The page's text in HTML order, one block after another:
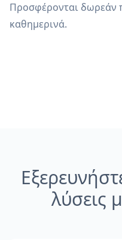
Προσφέρονται δωρεάν
καθημερινά.
λύσεις